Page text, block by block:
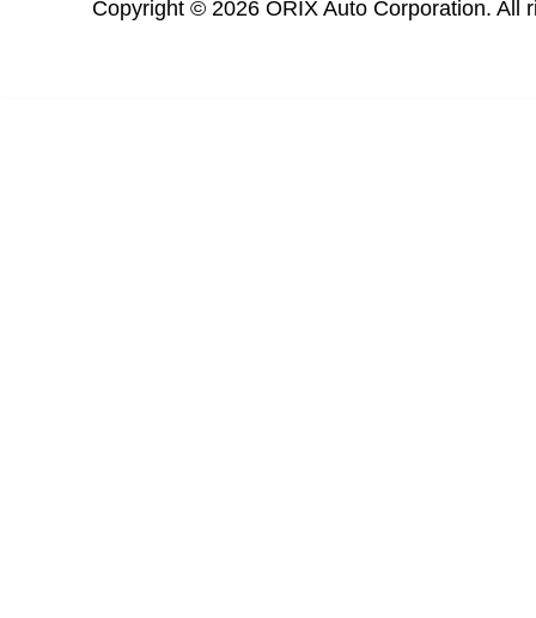
Copyright © 2026 ORIX Auto Corporation. All